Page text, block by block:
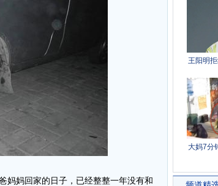
妈回家的日子，已经整整一年没有和